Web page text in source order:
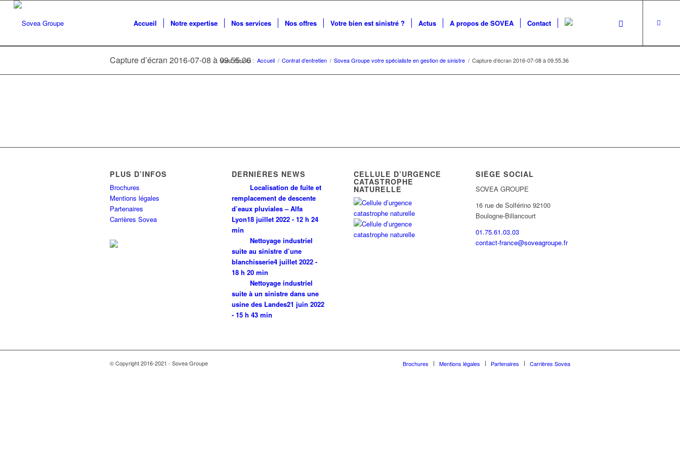
Accueil Notre expertise Nos services Nos offres Votre bien est sinistré ? Actus A propos de SOVEA Contact
Capture d’écran 2016-07-08 à 09.55.36
Vous êtes ici : Accueil / Contrat d’entretien / Sovea Groupe votre spécialiste en gestion de sinistre / Capture d’écran 2016-07-08 à 09.55.36
PLUS D’INFOS
Brochures
Mentions légales
Partenaires
Carrières Sovea
DERNIÈRES NEWS
Localisation de fuite et
remplacement de descente
d’eaux pluviales – Alfa
Lyon18 juillet 2022 - 12 h 24
min
Nettoyage industriel
suite au sinistre d’une
blanchisserie4 juillet 2022 -
18 h 20 min
Nettoyage industriel
suite à un sinistre dans une
usine des Landes21 juin 2022
- 15 h 43 min
CELLULE D’URGENCE
CATASTROPHE
NATURELLE
SIÈGE SOCIAL
SOVEA GROUPE
16 rue de Solférino 92100
Boulogne-Billancourt
01.75.61.03.03
contact-france@soveagroupe.fr
© Copyright 2016-2021 - Sovea Groupe Brochures Mentions légales Partenaires Carrières Sovea